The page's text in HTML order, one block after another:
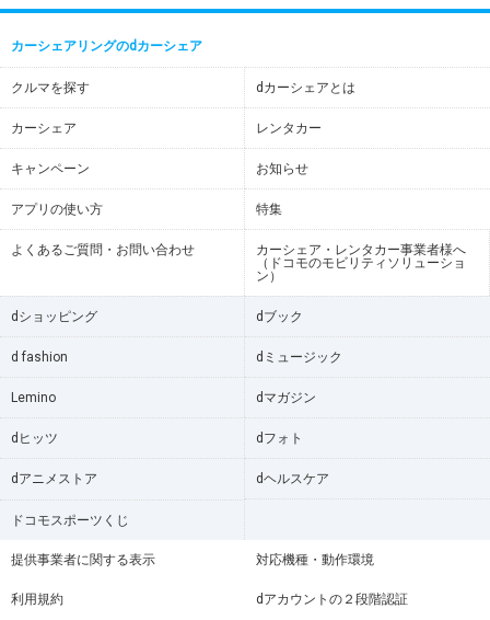
カーシェアリングのdカーシェア
クルマを探す dカーシェアとは
カーシェア レンタカー
キャンペーン お知らせ
アプリの使い方 特集
よくあるご質問・お問い合わせ
カーシェア・レンタカー事業者様へ
（ドコモのモビリティソリューショ
ン）
dショッピング dブック
d fashion dミュージック
Lemino dマガジン
dヒッツ dフォト
dアニメストア dヘルスケア
ドコモスポーツくじ
提供事業者に関する表示 対応機種・動作環境
利用規約 dアカウントの２段階認証